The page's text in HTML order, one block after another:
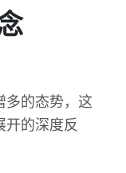
多的态势，这
开的深度反